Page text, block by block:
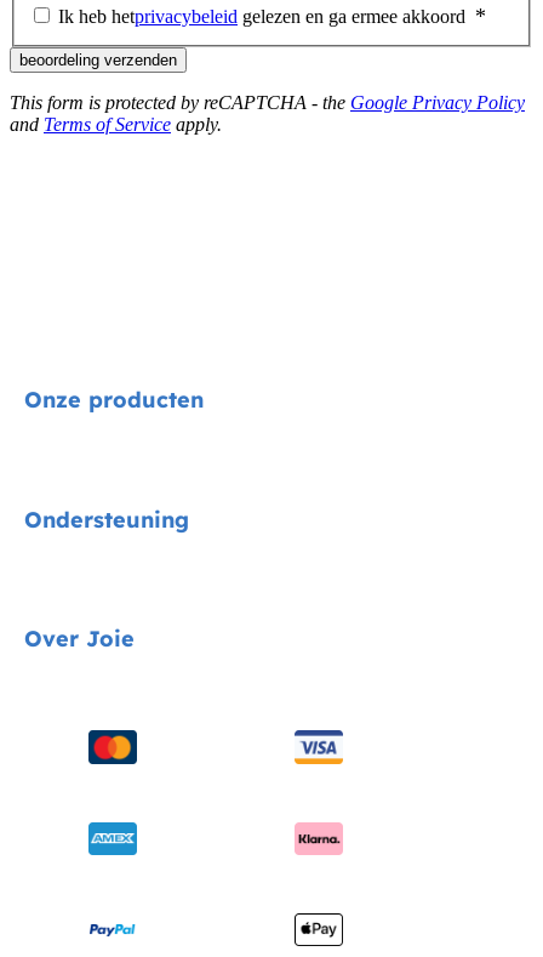
Ik heb hetprivacybeleid gelezen en ga ermee akkoord
beoordeling verzenden
This form is protected by reCAPTCHA - the Google Privacy Policy
and Terms of Service apply.
Onze producten
Kinderstoelen
Wiegen & ledikanten
Ondersteuning
Productondersteuning
Compatibele producten
Garantie
Over Joie
Over ons
Onderscheidingen
Je product registreren